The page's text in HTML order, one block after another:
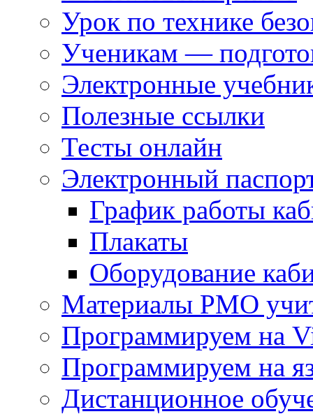
Урок по технике
Ученикам —
Электронные
Полезные ссылки
Тесты онлайн
Электронный
График работы
Плакаты
Оборудование
Материалы РМО
Программируем на
Программируем на
Дистанционное